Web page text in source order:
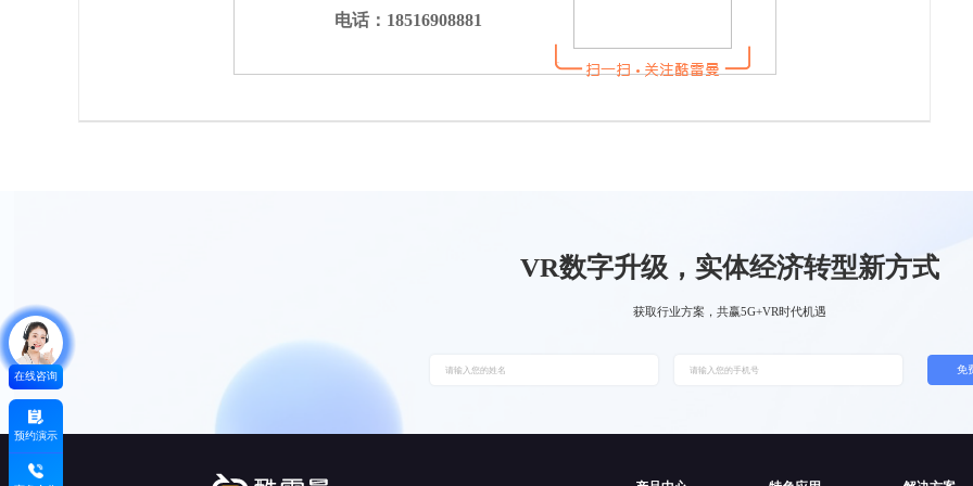
电话：18516908881
在线咨询
预约演示
VR数字升级，实体经济转型新方式
获取行业方案，共赢5G+VR时代机遇
免